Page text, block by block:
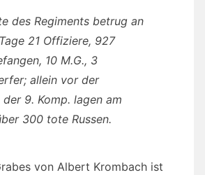
des Regiments betrug an
21 Offiziere, 927
10 M.G., 3
allein vor der
9. Komp. lagen am
300 tote Russen.
von Albert Krombach ist